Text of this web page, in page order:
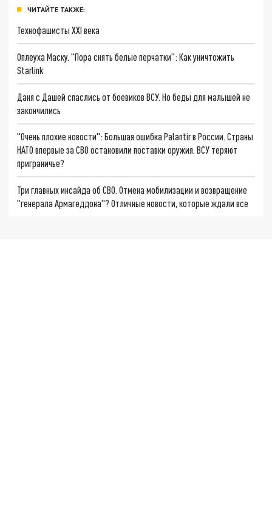
ЧИТАЙТЕ ТАКЖЕ:
Технофашисты XXI века
Оплеуха Маску. "Пора снять белые перчатки": Как уничтожить
Starlink
Даня с Дашей спаслись от боевиков ВСУ. Но беды для малышей не
закончились
"Очень плохие новости": Большая ошибка Palantir в России. Страны
НАТО впервые за СВО остановили поставки оружия. ВСУ теряют
приграничье?
Три главных инсайда об СВО. Отмена мобилизации и возвращение
"генерала Армагеддона"? Отличные новости, которые ждали все